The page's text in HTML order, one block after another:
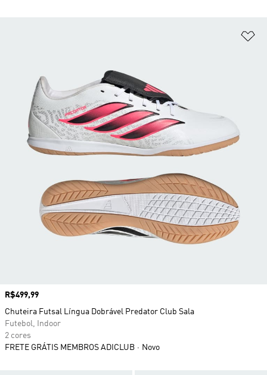
Preço
R$499,99
Chuteira Futsal Língua Dobrável Predator Club Sala
Futebol, Indoor
2 cores
FRETE GRÁTIS MEMBROS ADICLUB
Novo